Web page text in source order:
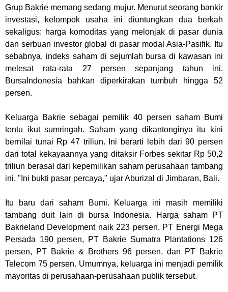
Grup Bakrie memang sedang mujur. Menurut seorang bankir
investasi, kelompok usaha ini diuntungkan dua berkah
sekaligus: harga komoditas yang melonjak di pasar dunia
dan serbuan investor global di pasar modal Asia-Pasifik. Itu
sebabnya, indeks saham di sejumlah bursa di kawasan ini
melesat rata-rata 27 persen sepanjang tahun ini.
BursaIndonesia bahkan diperkirakan tumbuh hingga 52
persen.
Keluarga Bakrie sebagai pemilik 40 persen saham Bumi
tentu ikut sumringah. Saham yang dikantonginya itu kini
bernilai tunai Rp 47 triliun. Ini berarti lebih dari 90 persen
dari total kekayaannya yang ditaksir Forbes sekitar Rp 50,2
triliun berasal dari kepemilikan saham perusahaan tambang
ini. "Ini bukti pasar percaya," ujar Aburizal di Jimbaran, Bali.
Itu baru dari saham Bumi. Keluarga ini masih memiliki
tambang duit lain di bursa Indonesia. Harga saham PT
Bakrieland Development naik 223 persen, PT Energi Mega
Persada 190 persen, PT Bakrie Sumatra Plantations 126
persen, PT Bakrie & Brothers 96 persen, dan PT Bakrie
Telecom 75 persen. Umumnya, keluarga ini menjadi pemilik
mayoritas di perusahaan-perusahaan publik tersebut.